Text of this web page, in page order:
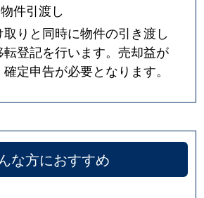
件引渡し
りと同時に物件の引き渡し
登記を行います。売却益が
定申告が必要となります。
な方におすすめ